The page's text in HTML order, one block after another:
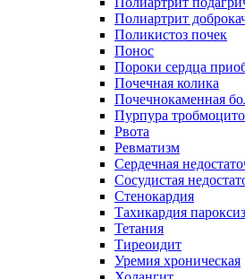
Полиартрит
Поликистоз почек
Понос
Пороки сердца
Почечная колика
Почечнокаменная
Пурпура
Рвота
Ревматизм
Сердечная
Сосудистая
Стенокардия
Тахикардия
Тетания
Тиреоидит
Уремия хроническая